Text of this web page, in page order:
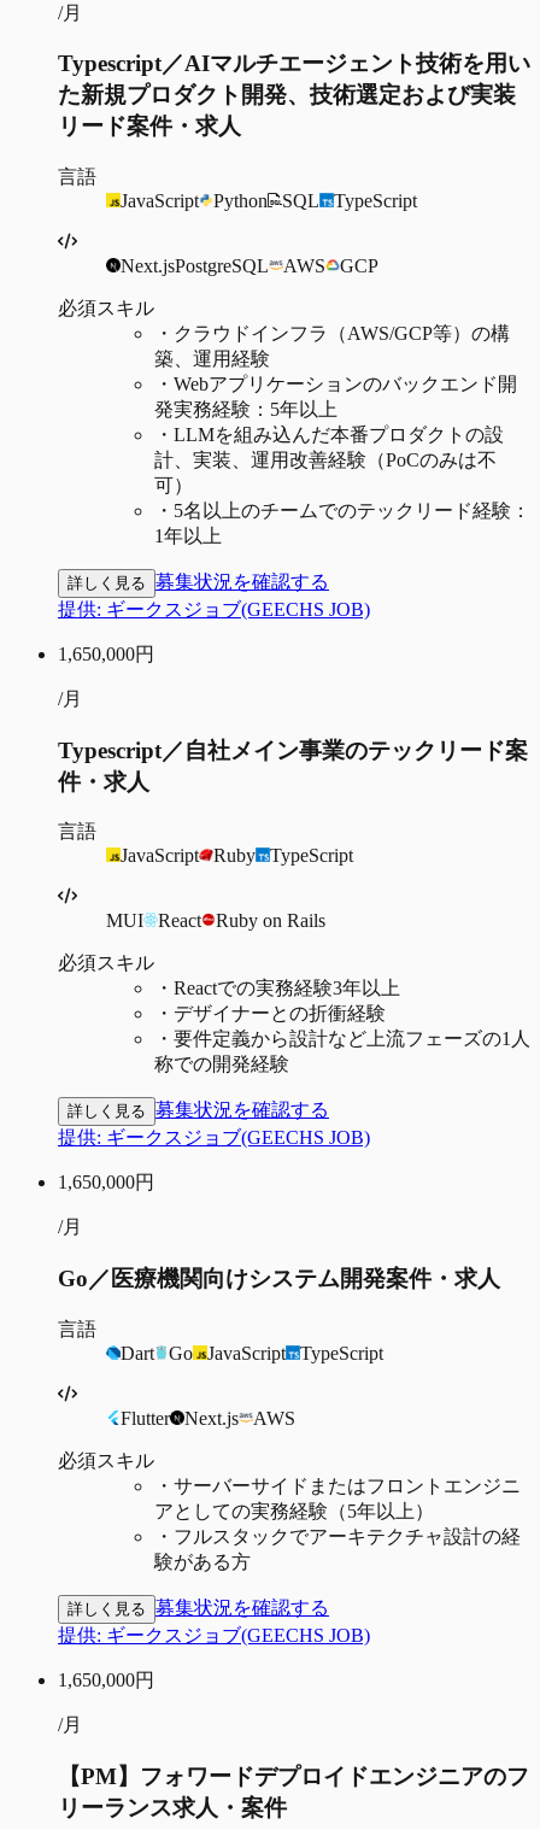
/月
Typescript／AIマルチエージェント技術を用い
た新規プロダクト開発、技術選定および実装
リード案件・求人
言語
JavaScript
Python SQL TypeScript
Next.jsPostgreSQL AWS GCP
必須スキル
・ クラウドインフラ（AWS/GCP等）の構
築、運用経験
・ Webアプリケーションのバックエンド開
発実務経験：5年以上
・ LLMを組み込んだ本番プロダクトの設
計、実装、運用改善経験（PoCのみは不
可）
・ 5名以上のチームでのテックリード経験：
1年以上
詳しく見る 募集状況を確認する
提供: ギークスジョブ(GEECHS JOB)
1,650,000円
/月
Typescript／自社メイン事業のテックリード案
件・求人
言語
JavaScript
Ruby TypeScript
MUI React Ruby on Rails
必須スキル
・ Reactでの実務経験3年以上
・ デザイナーとの折衝経験
・ 要件定義から設計など上流フェーズの1人
称での開発経験
詳しく見る 募集状況を確認する
提供: ギークスジョブ(GEECHS JOB)
1,650,000円
/月
Go／医療機関向けシステム開発案件・求人
言語
Dart
Go JavaScript TypeScript
Flutter Next.js AWS
必須スキル
・ サーバーサイドまたはフロントエンジニ
アとしての実務経験（5年以上）
・ フルスタックでアーキテクチャ設計の経
験がある方
詳しく見る 募集状況を確認する
提供: ギークスジョブ(GEECHS JOB)
1,650,000円
/月
【PM】フォワードデプロイドエンジニアのフ
リーランス求人・案件